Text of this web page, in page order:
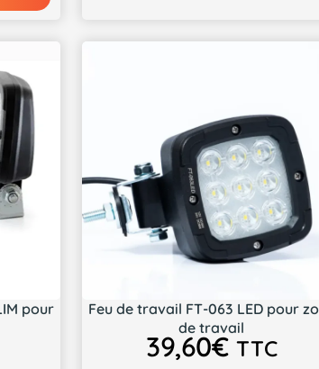
pour
Feu de travail FT-063 LED pour
de travail
39,60€ TTC